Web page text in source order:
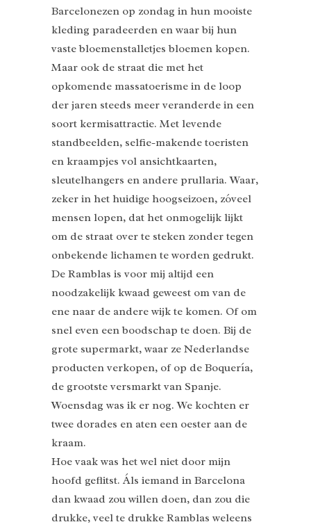
Barcelonezen op zondag in hun mooiste
kleding paradeerden en waar bij hun
vaste bloemenstalletjes bloemen kopen.
Maar ook de straat die met het
opkomende massatoerisme in de loop
der jaren steeds meer veranderde in een
soort kermisattractie. Met levende
standbeelden, selfie-makende toeristen
en kraampjes vol ansichtkaarten,
sleutelhangers en andere prullaria. Waar,
zeker in het huidige hoogseizoen, zóveel
mensen lopen, dat het onmogelijk lijkt
om de straat over te steken zonder tegen
onbekende lichamen te worden gedrukt.
De Ramblas is voor mij altijd een
noodzakelijk kwaad geweest om van de
ene naar de andere wijk te komen. Of om
snel even een boodschap te doen. Bij de
grote supermarkt, waar ze Nederlandse
producten verkopen, of op de Boquería,
de grootste versmarkt van Spanje.
Woensdag was ik er nog. We kochten er
twee dorades en aten een oester aan de
kraam.
Hoe vaak was het wel niet door mijn
hoofd geflitst. Áls iemand in Barcelona
dan kwaad zou willen doen, dan zou die
drukke, veel te drukke Ramblas weleens